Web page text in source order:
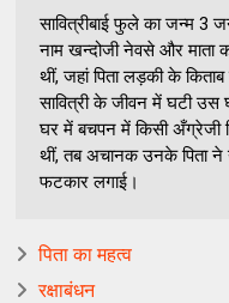
सावित्रीबाई फुले का जन्म 3
नाम खन्दोजी नेवसे और माता
थीं, जहां पिता लड़की के
सावित्री के जीवन में घटी उस
घर में बचपन में किसी अँग्रेजी
थीं, तब अचानक उनके पिता
फटकार लगाई।
पिता का महत्व
रक्षाबंधन